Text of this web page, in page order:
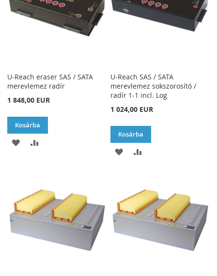
U-Reach eraser SAS / SATA
merevlemez radír
1 848,00 EUR
Kosárba
HOZZÁADÁSÖSSZEHASONLÍTÁSHOZ
U-Reach SAS / SATA
merevlemez sokszorosító /
radír 1-1 incl. Log
1 024,00 EUR
Kosárba
HOZZÁADÁS